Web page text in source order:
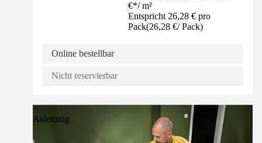
€*/ m²
Entspricht 26,28 € pro
Pack(26,28 €/ Pack)
Online bestellbar
Nicht reservierbar
Anleitung